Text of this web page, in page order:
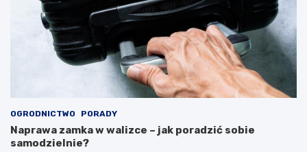
OGRODNICTWO PORADY
Naprawa zamka w walizce – jak poradzić sobie
samodzielnie?